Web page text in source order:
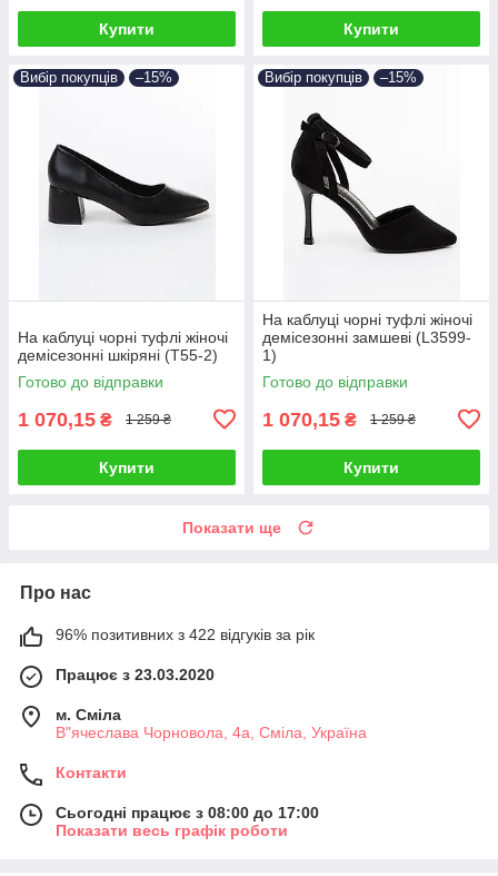
Купити Купити
Вибір покупців –15%
На каблуці чорні туфлі жіночі
демісезонні шкіряні (T55-2)
Готово до відправки
1 070,15 ₴ 1 259 ₴
Купити
Вибір покупців –15%
На каблуці чорні туфлі жіночі
демісезонні замшеві (L3599-
1)
Готово до відправки
1 070,15 ₴ 1 259 ₴
Купити
Показати ще
Про нас
96% позитивних з 422 відгуків за рік
Працює з 23.03.2020
м. Сміла
В"ячеслава Чорновола, 4а, Сміла, Україна
Контакти
Сьогодні працює з 08:00 до 17:00
Показати весь графік роботи